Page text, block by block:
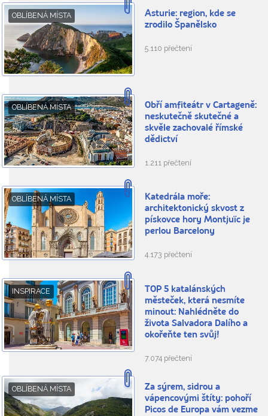
OBLÍBENÁ MÍSTA
Asturie: region, kde se
zrodilo Španělsko
5.110 přečtení
OBLÍBENÁ MÍSTA
Obří amfiteátr v Cartageně:
neskutečně skutečné a
skvěle zachovalé římské
dědictví
1.211 přečtení
OBLÍBENÁ MÍSTA
Katedrála moře:
architektonický skvost z
pískovce hory Montjuïc je
perlou Barcelony
4.173 přečtení
INSPIRACE
TOP 5 katalánských
městeček, která nesmíte
minout: Nahlédněte do
života Salvadora Dalího a
okořeňte ten svůj!
7.074 přečtení
OBLÍBENÁ MÍSTA
Za sýrem, sidrou a
vápencovými štíty: pohoří
Picos de Europa vám vezme